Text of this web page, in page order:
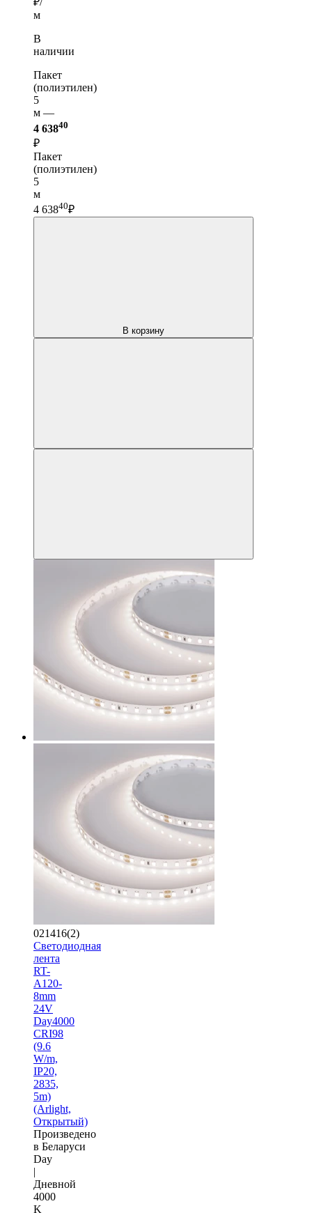
м
В
наличии
Пакет
(полиэтилен)
5
м —
4 63840
₽
Пакет
(полиэтилен)
5
м
4 63840₽
В корзину
021416(2)
Светодиодная
лента
RT-
A120-
8mm
24V
Day4000
CRI98
(9.6
W/m,
IP20,
2835,
5m)
(Arlight,
Открытый)
Произведено
в Беларуси
Day
|
Дневной
4000
K